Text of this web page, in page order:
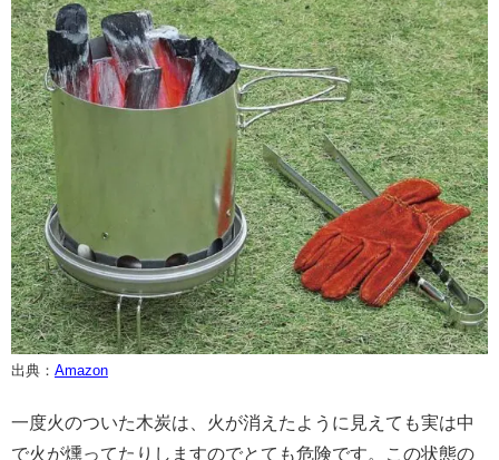
出典： Amazon
一度火のついた木炭は、火が消えたように見えても実は中
で火が燻ってたりしますのでとても危険です。この状態の